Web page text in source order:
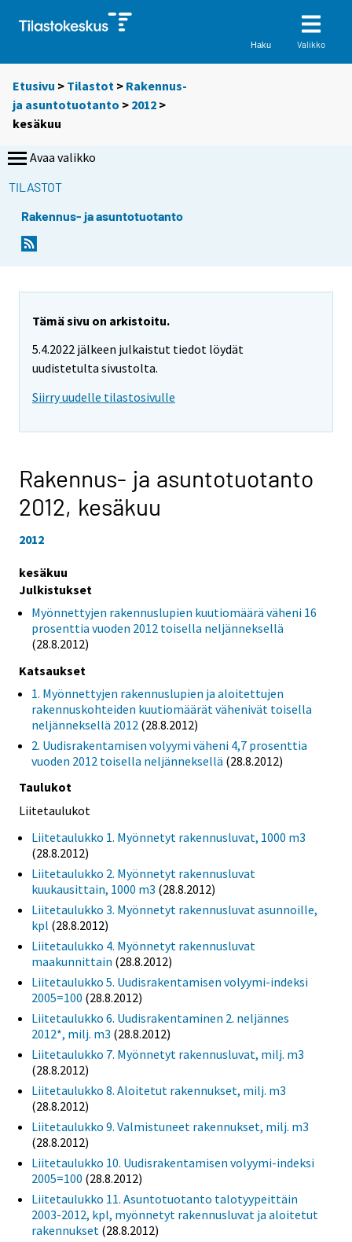
Haku Valikko
Etusivu > Tilastot > Rakennus-
ja asuntotuotanto > 2012 >
kesäkuu
Avaa valikko
TILASTOT
Rakennus- ja asuntotuotanto
Tämä sivu on arkistoitu.
5.4.2022 jälkeen julkaistut tiedot löydät
uudistetulta sivustolta.
Siirry uudelle tilastosivulle
Rakennus- ja asuntotuotanto
2012, kesäkuu
2012
kesäkuu
Julkistukset
Myönnettyjen rakennuslupien kuutiomäärä väheni 16
prosenttia vuoden 2012 toisella neljänneksellä
(28.8.2012)
Katsaukset
1. Myönnettyjen rakennuslupien ja aloitettujen
rakennuskohteiden kuutiomäärät vähenivät toisella
neljänneksellä 2012 (28.8.2012)
2. Uudisrakentamisen volyymi väheni 4,7 prosenttia
vuoden 2012 toisella neljänneksellä (28.8.2012)
Taulukot
Liitetaulukot
Liitetaulukko 1. Myönnetyt rakennusluvat, 1000 m3
(28.8.2012)
Liitetaulukko 2. Myönnetyt rakennusluvat
kuukausittain, 1000 m3 (28.8.2012)
Liitetaulukko 3. Myönnetyt rakennusluvat asunnoille,
kpl (28.8.2012)
Liitetaulukko 4. Myönnetyt rakennusluvat
maakunnittain (28.8.2012)
Liitetaulukko 5. Uudisrakentamisen volyymi-indeksi
2005=100 (28.8.2012)
Liitetaulukko 6. Uudisrakentaminen 2. neljännes
2012*, milj. m3 (28.8.2012)
Liitetaulukko 7. Myönnetyt rakennusluvat, milj. m3
(28.8.2012)
Liitetaulukko 8. Aloitetut rakennukset, milj. m3
(28.8.2012)
Liitetaulukko 9. Valmistuneet rakennukset, milj. m3
(28.8.2012)
Liitetaulukko 10. Uudisrakentamisen volyymi-indeksi
2005=100 (28.8.2012)
Liitetaulukko 11. Asuntotuotanto talotyypeittäin
2003-2012, kpl, myönnetyt rakennusluvat ja aloitetut
rakennukset (28.8.2012)